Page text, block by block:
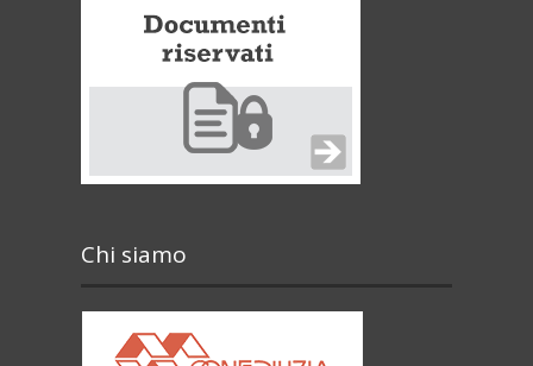
Chi siamo